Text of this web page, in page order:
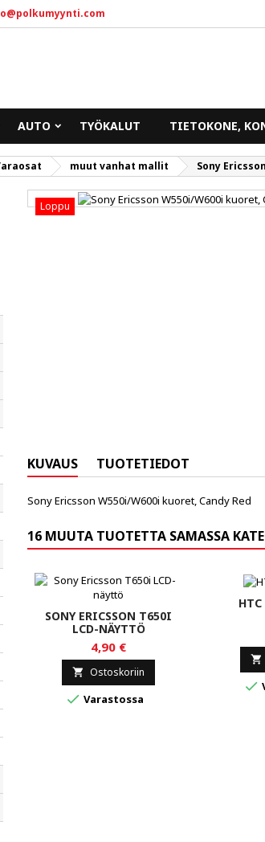
AUTO TYÖKALUT TIETOKONE,
muut vanhat mallit Sony
Loppu
KUVAUS TUOTETIEDOT
Sony Ericsson W550i/W600i kuoret, Candy Red
16 MUUTA TUOTETTA SAMASSA
SONY ERICSSON T650I
LCD-NÄYTTÖ
4,90 €
 Ostoskoriin
 Varastossa

